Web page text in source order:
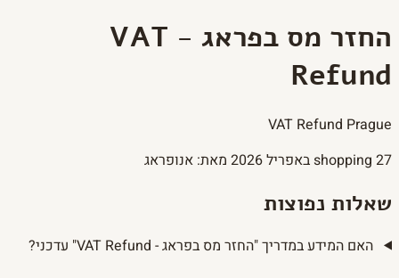
החזר מס בפראג - VAT
Refund
VAT Refund Prague
shopping 27 באפריל 2026 מאת: אנופראג
שאלות נפוצות
האם המידע במדריך "החזר מס בפראג - VAT Refund" עדכני?